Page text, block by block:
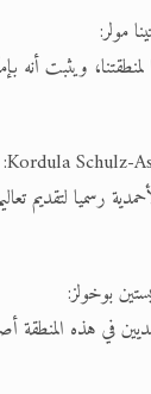
مولر:
ويثبت أنه
رسميا
بوخولز:
في هذه المنطقة